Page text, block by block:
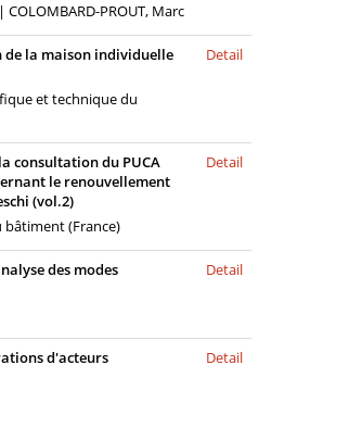
PROUT, Marc
de la maison individuelle
et technique du
Detail
consultation du PUCA
le renouvellement
(vol.2)
bâtiment (France)
Detail
des modes
Detail
d'acteurs
Detail